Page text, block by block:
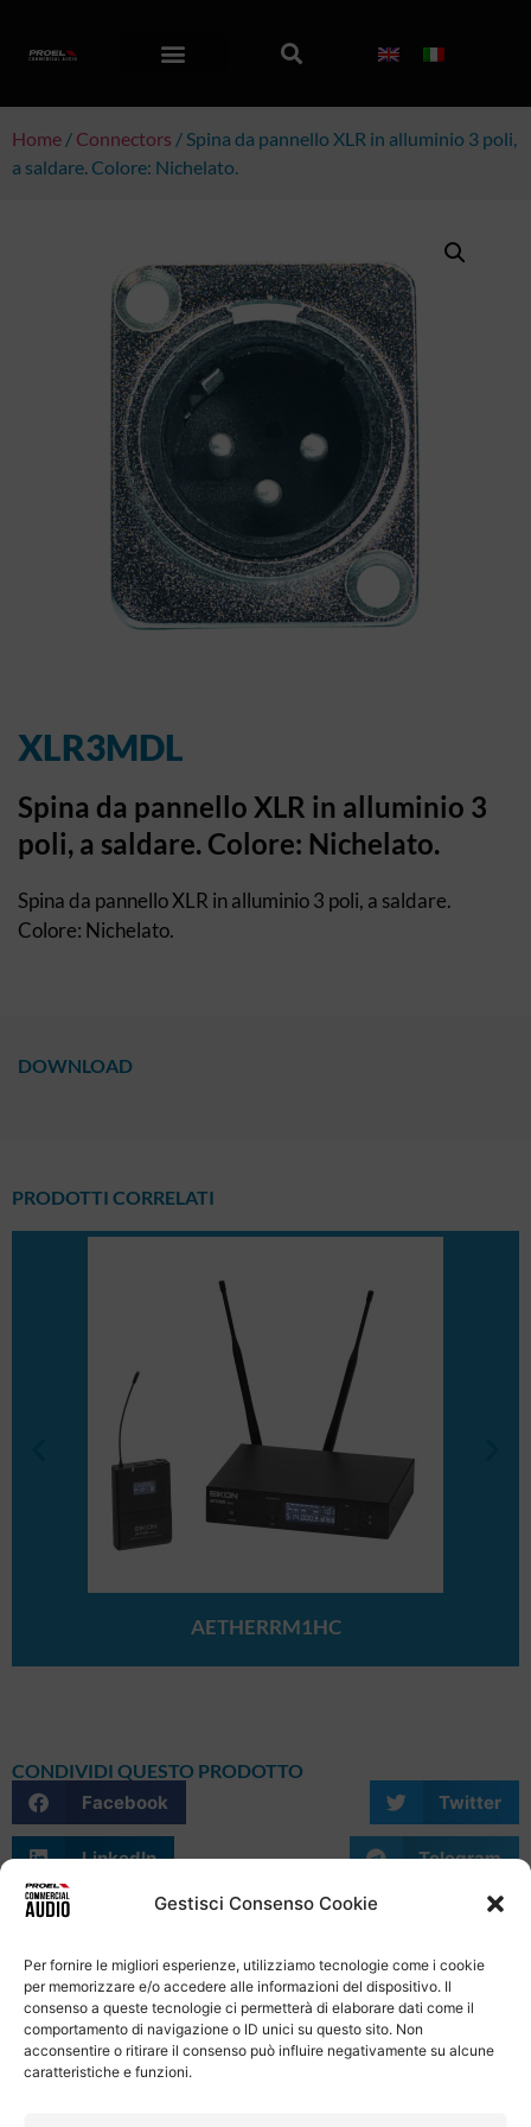
Gestisci Consenso Cookie
Per fornire le migliori esperienze, utilizziamo tecnologie come i cookie
per memorizzare e/o accedere alle informazioni del dispositivo. Il
consenso a queste tecnologie ci permetterà di elaborare dati come il
comportamento di navigazione o ID unici su questo sito. Non
acconsentire o ritirare il consenso può influire negativamente su alcune
caratteristiche e funzioni.
Home / Connectors / Spina da pannello XLR in alluminio 3 poli,
a saldare. Colore: Nichelato.
XLR3MDL
Spina da pannello XLR in alluminio 3
poli, a saldare. Colore: Nichelato.
Spina da pannello XLR in alluminio 3 poli, a saldare.
Colore: Nichelato.
DOWNLOAD
PRODOTTI CORRELATI
AETHERRM1HC
CONDIVIDI QUESTO PRODOTTO
Facebook
Twitter
LinkedIn Telegram
WhatsApp Email Skype